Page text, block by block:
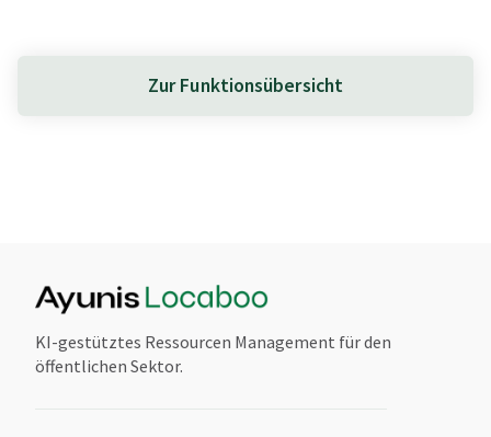
Zur Funktionsübersicht
KI-gestütztes Ressourcen Management für den
öffentlichen Sektor.